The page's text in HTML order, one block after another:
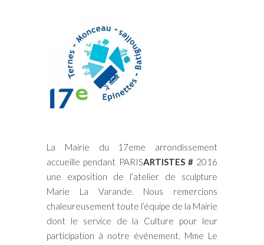
2019
La Mairie du 17eme arrondissement
accueille pendant PARISARTISTES #2016
une exposition de l’atelier de sculpture
Marie La Varande. Nous remercions
chaleureusement toute l’équipe de la Mairie
dont le service de la Culture pour leur
participation à notre événement. Mme Le